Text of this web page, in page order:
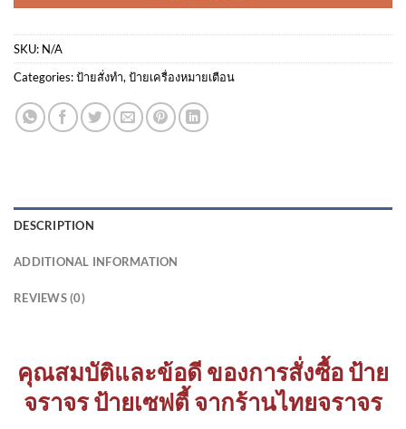
SKU: N/A
Categories:ป้ายสั่งทำ, ป้ายเครื่องหมายเตือน
DESCRIPTION
ADDITIONAL INFORMATION
REVIEWS (0)
คุณสมบัติและข้อดี ของการสั่งซื้อ ป้าย
จราจร ป้ายเซฟตี้ จากร้านไทยจราจร